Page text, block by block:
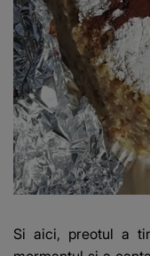
Si aici, preotul a